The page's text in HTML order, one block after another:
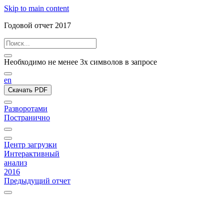
Skip to main content
Годовой отчет 2017
Необходимо не менее 3х символов в запросе
en
Скачать PDF
Разворотами
Постранично
Центр загрузки
Интерактивный
анализ
2016
Предыдущий отчет